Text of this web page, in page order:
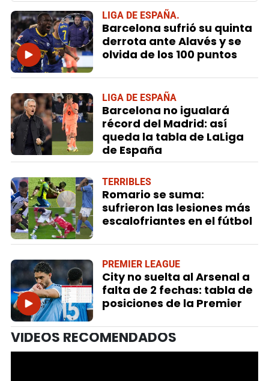
LIGA DE ESPAÑA.
Barcelona sufrió su quinta
derrota ante Alavés y se
olvida de los 100 puntos
LIGA DE ESPAÑA
Barcelona no igualará
récord del Madrid: así
queda la tabla de LaLiga
de España
TERRIBLES
Romario se suma:
sufrieron las lesiones más
escalofriantes en el fútbol
PREMIER LEAGUE
City no suelta al Arsenal a
falta de 2 fechas: tabla de
posiciones de la Premier
VIDEOS RECOMENDADOS